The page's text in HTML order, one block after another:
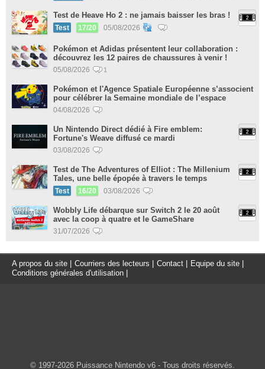
Test de Heave Ho 2 : ne jamais baisser les bras !
Test 17/20 05/08/2026
Pokémon et Adidas présentent leur collaboration :
découvrez les 12 paires de chaussures à venir !
05/08/2026 1
Pokémon et l'Agence Spatiale Européenne s’associent
pour célébrer la Semaine mondiale de l’espace
04/08/2026
Un Nintendo Direct dédié à Fire emblem:
Fortune's Weave diffusé ce mardi
03/08/2026
Test de The Adventures of Elliot : The Millenium
Tales, une belle épopée à travers le temps
Test 16/20 03/08/2026
Wobbly Life débarque sur Switch 2 le 20 août
avec la coop à quatre et le GameShare
31/07/2026
A propos du site Courriers des lecteurs Contact Equipe du site
Conditions générales d'utilisation
© 1997-2026 Puissance Nintendo v6 - Tous droits réservés.